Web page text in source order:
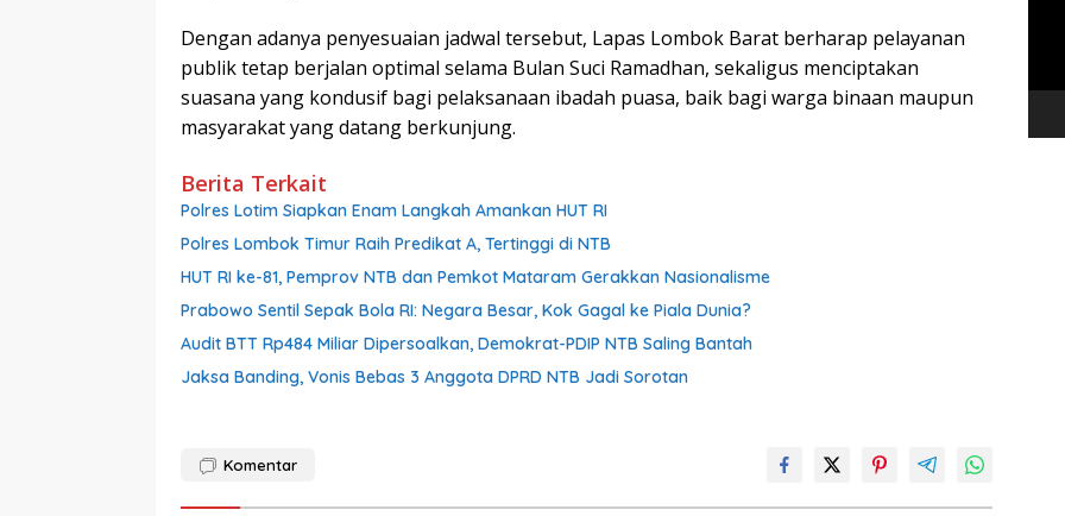
Dengan adanya penyesuaian jadwal tersebut, Lapas Lombok Barat berharap pelayanan
publik tetap berjalan optimal selama Bulan Suci Ramadhan, sekaligus menciptakan
suasana yang kondusif bagi pelaksanaan ibadah puasa, baik bagi warga binaan maupun
masyarakat yang datang berkunjung.
Berita Terkait
Polres Lotim Siapkan Enam Langkah Amankan HUT RI
Polres Lombok Timur Raih Predikat A, Tertinggi di NTB
HUT RI ke-81, Pemprov NTB dan Pemkot Mataram Gerakkan Nasionalisme
Prabowo Sentil Sepak Bola RI: Negara Besar, Kok Gagal ke Piala Dunia?
Audit BTT Rp484 Miliar Dipersoalkan, Demokrat-PDIP NTB Saling Bantah
Jaksa Banding, Vonis Bebas 3 Anggota DPRD NTB Jadi Sorotan
Komentar